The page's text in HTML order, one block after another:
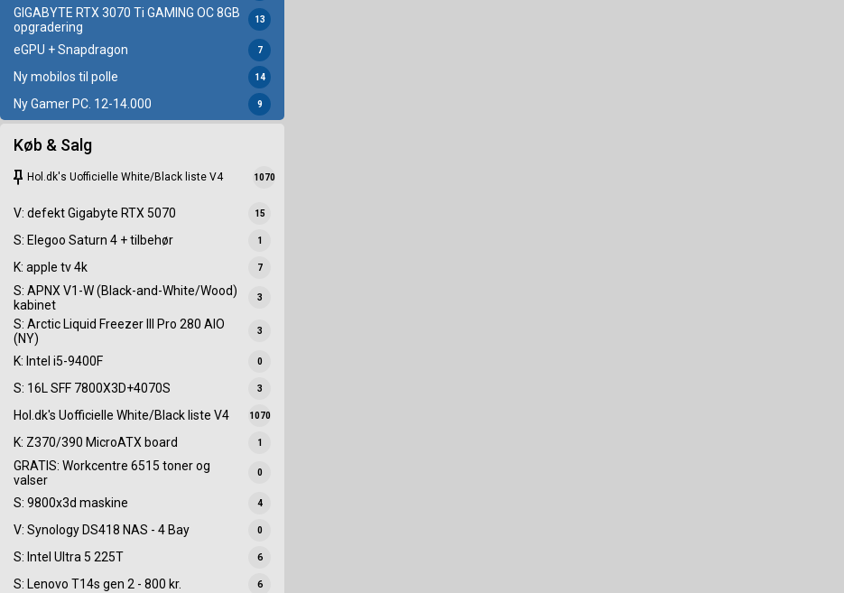
GIGABYTE RTX 3070 Ti GAMING OC 8GB
opgradering
13
eGPU + Snapdragon 7
Ny mobilos til polle 14
Ny Gamer PC. 12-14.000 9
Køb & Salg
keep Hol.dk's Uofficielle White/Black liste V4 1070
V: defekt Gigabyte RTX 5070 15
S: Elegoo Saturn 4 + tilbehør 1
K: apple tv 4k 7
S: APNX V1-W (Black-and-White/Wood)
kabinet
3
S: Arctic Liquid Freezer III Pro 280 AIO
(NY)
3
K: Intel i5-9400F 0
S: 16L SFF 7800X3D+4070S 3
Hol.dk's Uofficielle White/Black liste V4 1070
K: Z370/390 MicroATX board 1
GRATIS: Workcentre 6515 toner og
valser
0
S: 9800x3d maskine 4
V: Synology DS418 NAS - 4 Bay 0
S: Intel Ultra 5 225T 6
S: Lenovo T14s gen 2 - 800 kr. 6